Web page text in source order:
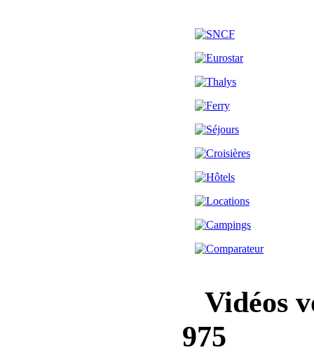
Vidéos
975